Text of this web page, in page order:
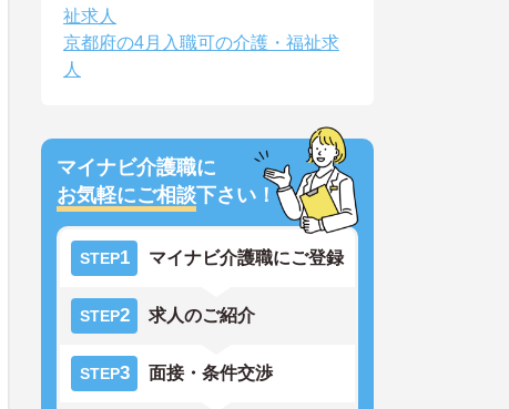
祉求人
京都府の4月入職可の介護・福祉求
人
マイナビ介護職に
お気軽にご相談下さい！
STEP1 マイナビ介護職にご登録
STEP2 求人のご紹介
STEP3 面接・条件交渉